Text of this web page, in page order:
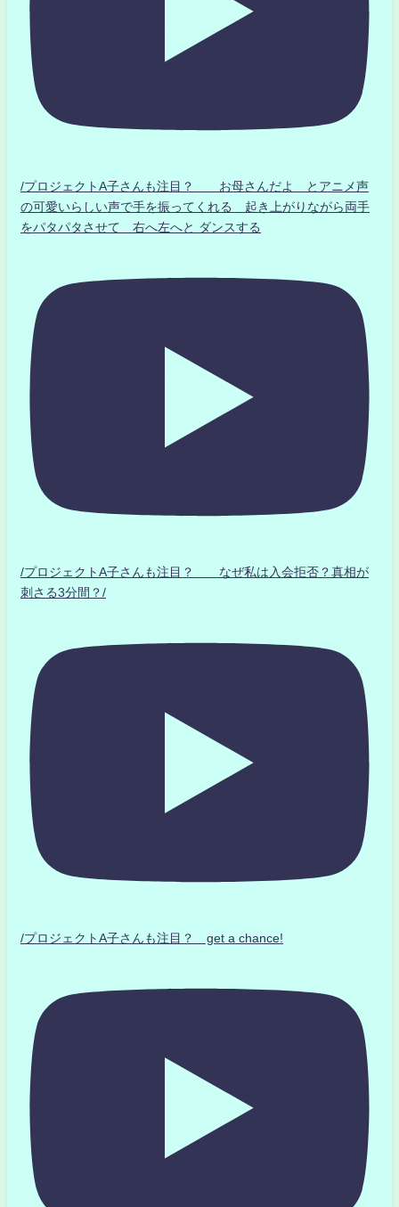
/プロジェクトA子さんも注目？ お母さんだよ とアニメ声
の可愛いらしい声で手を振ってくれる 起き上がりながら両手
をパタパタさせて 右へ左へと ダンスする
/プロジェクトA子さんも注目？ なぜ私は入会拒否？真相が
刺さる3分間？/
/プロジェクトA子さんも注目？ get a chance!